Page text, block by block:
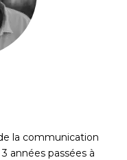
la communication
années passées à